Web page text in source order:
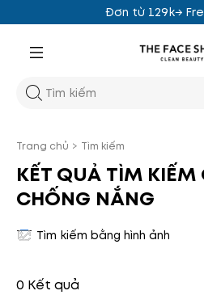
Đơn từ 129k→
Trang chủ > Tìm kiếm
KẾT QUẢ TÌM KIẾM
CHỐNG NẮNG
Tìm kiếm bằng hình ảnh
0 Kết quả